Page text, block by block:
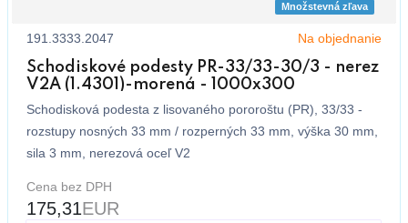
Množstevná zľava
191.3333.2047 Na objednanie
Schodiskové podesty PR-33/33-30/3 - nerez
V2A (1.4301)-morená - 1000x300
Schodisková podesta z lisovaného pororoštu (PR), 33/33 -
rozstupy nosných 33 mm / rozperných 33 mm, výška 30 mm,
sila 3 mm, nerezová oceľ V2
Cena bez DPH
175,31EUR